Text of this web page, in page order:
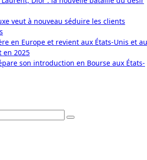
veut à nouveau séduire les clients
en Europe et revient aux États-Unis et au
en 2025
son introduction en Bourse aux États-